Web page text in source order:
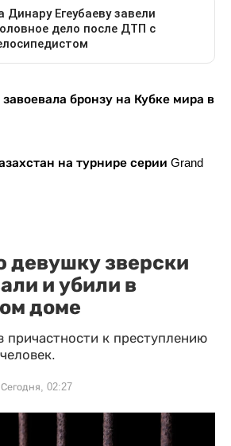
бронзу на Кубке мира в
на турнире серии Grand
зверски
и убили в
доме
к преступлению
Сегодня, 02:27